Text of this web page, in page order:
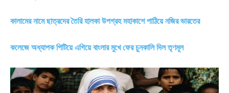
কালামের নামে ছাত্রদের তৈরি হালকা উপগ্রহ মহাকাশে পাঠিয়ে নজির ভারতের
কলেজে অধ্যাপক পিটিয়ে এগিয়ে বাংলার মুখে ফের চুনকালি দিল তৃণমূল